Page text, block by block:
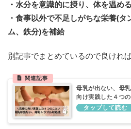
・水分を意識的に摂り、体を温める
・食事以外で不足しがちな栄養(タ
ム、鉄分)を補給
別記事でまとめているので良けれ
母乳が出ない、母
向け実践した４つの